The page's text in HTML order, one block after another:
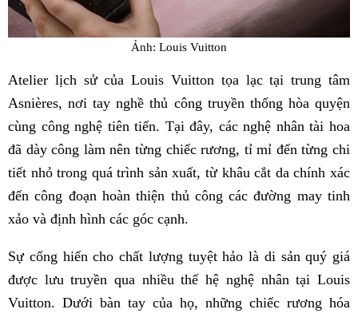
Ảnh: Louis Vuitton
Atelier lịch sử của Louis Vuitton tọa lạc tại trung tâm
Asnières, nơi tay nghề thủ công truyền thống hòa quyện
cùng công nghệ tiên tiến. Tại đây, các nghệ nhân tài hoa
đã dày công làm nên từng chiếc rương, tỉ mỉ đến từng chi
tiết nhỏ trong quá trình sản xuất, từ khâu cắt da chính xác
đến công đoạn hoàn thiện thủ công các đường may tinh
xảo và định hình các góc cạnh.
Sự cống hiến cho chất lượng tuyệt hảo là di sản quý giá
được lưu truyền qua nhiều thế hệ nghệ nhân tại Louis
Vuitton. Dưới bàn tay của họ, những chiếc rương hóa